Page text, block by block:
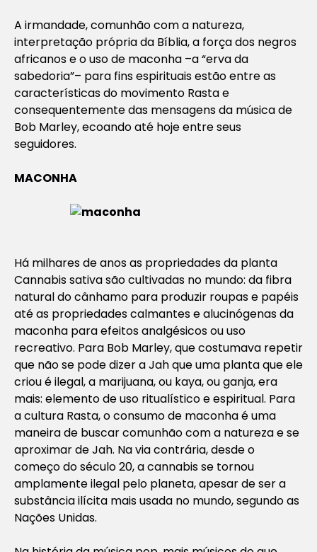
A irmandade, comunhão com a natureza,
interpretação própria da Bíblia, a força dos negros
africanos e o uso de maconha –a “erva da
sabedoria”– para fins espirituais estão entre as
características do movimento Rasta e
consequentemente das mensagens da música de
Bob Marley, ecoando até hoje entre seus
seguidores.
MACONHA
Há milhares de anos as propriedades da planta
Cannabis sativa são cultivadas no mundo: da fibra
natural do cânhamo para produzir roupas e papéis
até as propriedades calmantes e alucinógenas da
maconha para efeitos analgésicos ou uso
recreativo. Para Bob Marley, que costumava repetir
que não se pode dizer a Jah que uma planta que ele
criou é ilegal, a marijuana, ou kaya, ou ganja, era
mais: elemento de uso ritualístico e espiritual. Para
a cultura Rasta, o consumo de maconha é uma
maneira de buscar comunhão com a natureza e se
aproximar de Jah. Na via contrária, desde o
começo do século 20, a cannabis se tornou
amplamente ilegal pelo planeta, apesar de ser a
substância ilícita mais usada no mundo, segundo as
Nações Unidas.